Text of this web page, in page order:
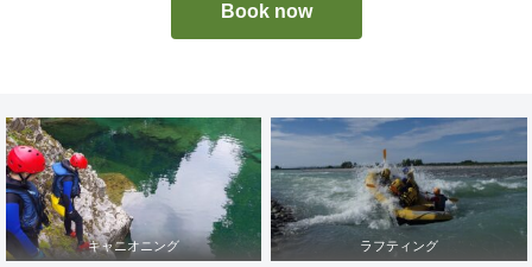
Book now
キャニオニング ラフティング